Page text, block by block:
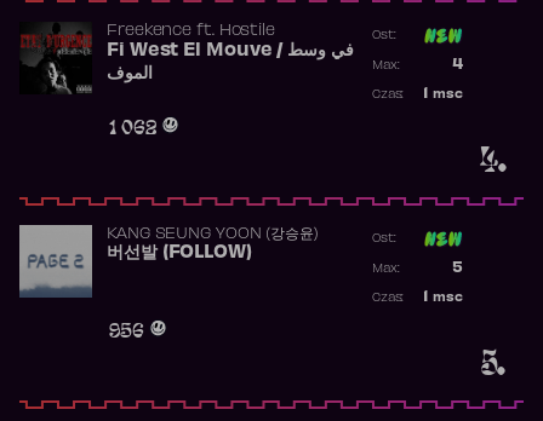
4.
Freekence ft. Hostile
Fi West El Mouve / في وسط
الموف
1 062
Ost:
4
Max:
msc
Czas:
5.
KANG SEUNG YOON (강승윤)
버선발 (FOLLOW)
956
Ost:
5
Max:
msc
Czas: